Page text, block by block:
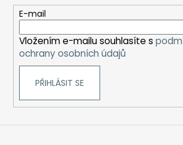
E-mail
Vložením e-mailu souhlasíte s
ochrany osobních údajů
PŘIHLÁSIT SE